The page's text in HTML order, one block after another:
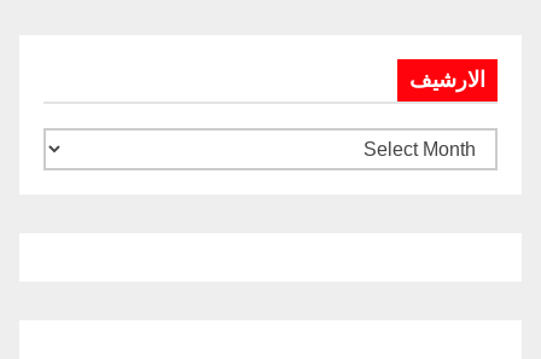
الارشيف